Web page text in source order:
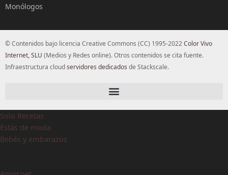
Monólogos
© Contenidos bajo licencia Creative Commons (CC) 1995-2022Color Vivo
Internet, SLU (Medios y Redes online). Otros contenidos se cita fuente.
Infraestructura cloudservidores dedicados de Stackscale.
Solo Recetas
Estás de moda
Bebés y embarazos